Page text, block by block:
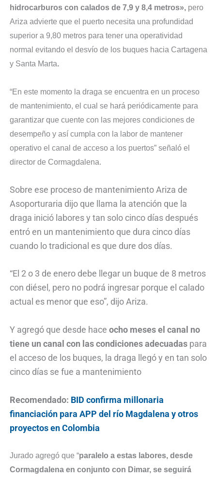
hidrocarburos con calados de 7,9 y 8,4 metros», pero
Ariza advierte que el puerto necesita una profundidad
superior a 9,80 metros para tener una operatividad
normal evitando el desvío de los buques hacia Cartagena
y Santa Marta.
“En este momento la draga se encuentra en un proceso
de mantenimiento, el cual se hará periódicamente para
garantizar que cuente con las mejores condiciones de
desempeño y así cumpla con la labor de mantener
operativo el canal de acceso a los puertos” señaló el
director de Cormagdalena.
Sobre ese proceso de mantenimiento Ariza de
Asoporturaria dijo que llama la atención que la
draga inició labores y tan solo cinco días después
entró en un mantenimiento que dura cinco días
cuando lo tradicional es que dure dos días.
“El 2 o 3 de enero debe llegar un buque de 8 metros
con diésel, pero no podrá ingresar porque el calado
actual es menor que eso”, dijo Ariza.
Y agregó que desde hace ocho meses el canal no
tiene un canal con las condiciones adecuadas para
el acceso de los buques, la draga llegó y en tan solo
cinco días se fue a mantenimiento
Recomendado: BID confirma millonaria
financiación para APP del río Magdalena y otros
proyectos en Colombia
Jurado agregó que “paralelo a estas labores, desde
Cormagdalena en conjunto con Dimar, se seguirá